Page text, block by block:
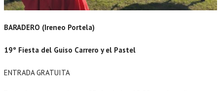
BARADERO (Ireneo Portela)
19º Fiesta del Guiso Carrero y el Pastel
ENTRADA GRATUITA